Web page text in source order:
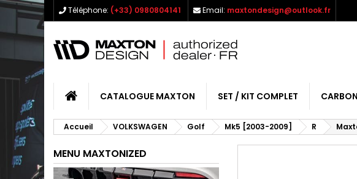
Téléphone: (+33) 0980804141 Email: maxtondesign@outlook.fr
CATALOGUE MAXTON SET / KIT COMPLET
Accueil VOLKSWAGEN Golf Mk5 [2003-2009] R
MENU MAXTONIZED